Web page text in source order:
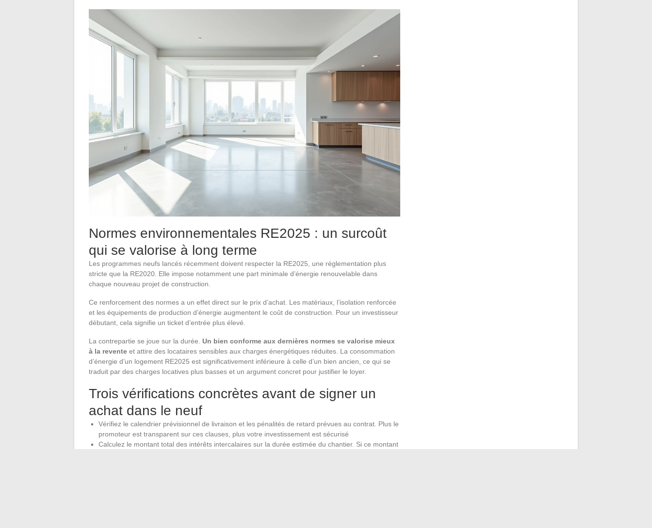
Normes environnementales RE2025 : un surcoût
qui se valorise à long terme
Les programmes neufs lancés récemment doivent respecter la RE2025, une réglementation plus
stricte que la RE2020. Elle impose notamment une part minimale d’énergie renouvelable dans
chaque nouveau projet de construction.
Ce renforcement des normes a un effet direct sur le prix d’achat. Les matériaux, l’isolation renforcée
et les équipements de production d’énergie augmentent le coût de construction. Pour un investisseur
débutant, cela signifie un ticket d’entrée plus élevé.
La contrepartie se joue sur la durée. Un bien conforme aux dernières normes se valorise mieux
à la revente et attire des locataires sensibles aux charges énergétiques réduites. La consommation
d’énergie d’un logement RE2025 est significativement inférieure à celle d’un bien ancien, ce qui se
traduit par des charges locatives plus basses et un argument concret pour justifier le loyer.
Trois vérifications concrètes avant de signer un
achat dans le neuf
Vérifiez le calendrier prévisionnel de livraison et les pénalités de retard prévues au contrat. Plus le
promoteur est transparent sur ces clauses, plus votre investissement est sécurisé
Calculez le montant total des intérêts intercalaires sur la durée estimée du chantier. Si ce montant